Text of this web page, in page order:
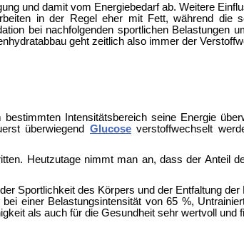
und damit vom Energiebedarf ab. Weitere
in der Regel eher mit Fett, während die
bei nachfolgenden sportlichen Belastungen
geht zeitlich also immer der
bestimmten
Intensitätsbereich seine Energie
überwiegend Glucoseverstoffwechselt
Heutzutage nimmt man an, dass der Anteil
Sportlichkeit des Körpers und der Entfaltung
einer Belastungsintensität von 65 %,
als auch für die Gesundheit sehr wertvoll und